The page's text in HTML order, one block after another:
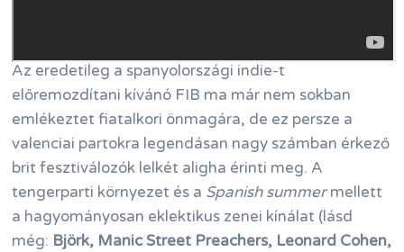
Az eredetileg a spanyolországi indie-t
előremozdítani kívánó FIB ma már nem sokban
emlékeztet fiatalkori önmagára, de ez persze a
valenciai partokra legendásan nagy számban érkező
brit fesztiválozók lelkét aligha érinti meg. A
tengerparti környezet és a Spanish summermellett
a hagyományosan eklektikus zenei kínálat (lásd
még: Björk, Manic Street Preachers, Leonard Cohen,